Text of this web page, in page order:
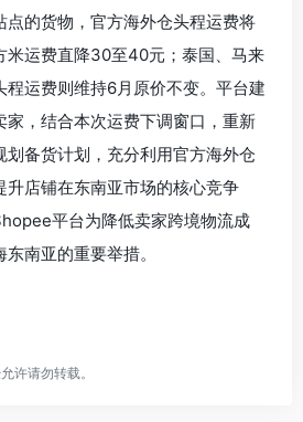
点的货物，官方海外仓头程运费将
米运费直降30至40元；泰国、马来
程运费则维持6月原价不变。平台建
家，结合本次运费下调窗口，重新
划备货计划，充分利用官方海外仓
升店铺在东南亚市场的核心竞争
平台为降低卖家跨境物流成
南亚的重要举措。
许请勿转载。